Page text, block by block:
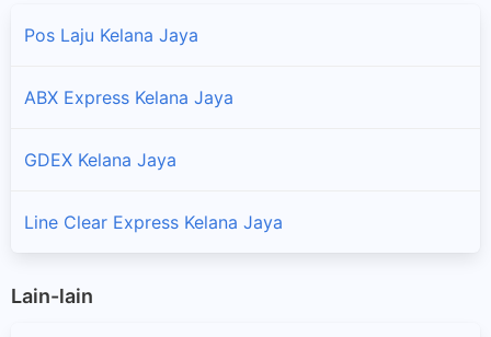
Pos Laju Kelana Jaya
ABX Express Kelana Jaya
GDEX Kelana Jaya
Line Clear Express Kelana Jaya
Lain-lain